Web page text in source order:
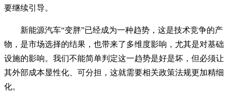
要继续引导。
新能源汽车“变胖”已经成为一种趋势，这是技术竞争的产
物，是市场选择的结果，也带来了多维度影响，尤其是对基础
设施的影响。我们不能简单判定这一趋势是好是坏，但必须让
其外部成本显性化、可分担，这就需要相关政策法规更加精细
化。